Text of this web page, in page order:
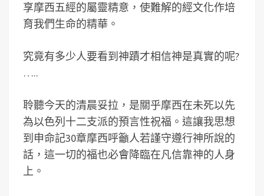
享摩西五經的屬靈精意，使難解的經文化作培
育我們生命的精華。
究竟有多少人要看到神蹟才相信神是真實的呢?
…..
聆聽今天的清晨妥拉，是關乎摩西在未死以先
為以色列十二支派的預言性祝福。這讓我思想
到申命記30章摩西呼籲人若謹守遵行神所說的
話，這一切的福也必會降臨在凡信靠神的人身
上。